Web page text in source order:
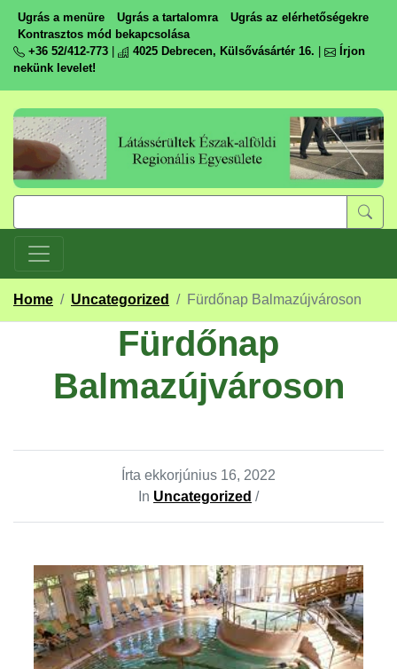
Ugrás a menüre Ugrás a tartalomra
Ugrás az elérhetőségekre
Kontrasztos mód bekapcsolása
+36 52/412-773
4025 Debrecen, Külsővásártér 16.
Írjon
nekünk levelet!
Home / Uncategorized / Fürdőnap Balmazújvároson
Fürdőnap
Balmazújvároson
Írta ekkorjúnius 16, 2022
In Uncategorized /